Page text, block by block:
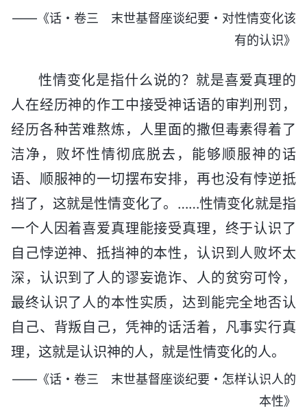
——《话・卷三 末世基督座谈纪要・对性情变化该
有的认识》
性情变化是指什么说的？就是喜爱真理的
人在经历神的作工中接受神话语的审判刑罚，
经历各种苦难熬炼，人里面的撒但毒素得着了
洁净，败坏性情彻底脱去，能够顺服神的话
语、顺服神的一切摆布安排，再也没有悖逆抵
挡了，这就是性情变化了。……性情变化就是指
一个人因着喜爱真理能接受真理，终于认识了
自己悖逆神、抵挡神的本性，认识到人败坏太
深，认识到了人的谬妄诡诈、人的贫穷可怜，
最终认识了人的本性实质，达到能完全地否认
自己、背叛自己，凭神的话活着，凡事实行真
理，这就是认识神的人，就是性情变化的人。
——《话・卷三 末世基督座谈纪要・怎样认识人的
本性》